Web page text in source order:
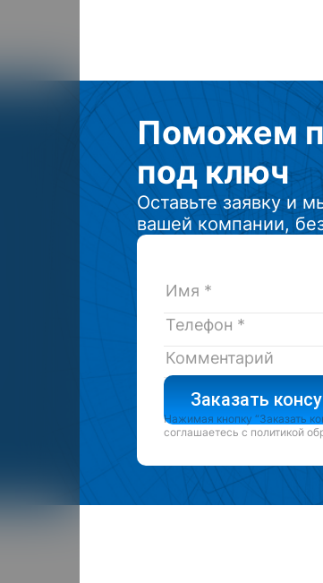
Поможем
под ключ
Оставьте заявку и
вашей компании,
Заказать
Нажимая кнопку “Заказать
соглашаетесь с политикой